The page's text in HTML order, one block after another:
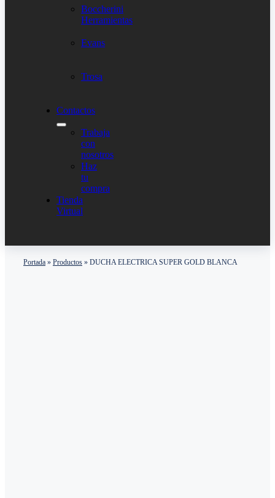
Boccherini
Herramientas
Evans
Trosa
Contactos
Trabaja
con
nosotros
Haz
tu
compra
Tienda
Virtual
Portada » Productos » DUCHA ELECTRICA SUPER GOLD BLANCA